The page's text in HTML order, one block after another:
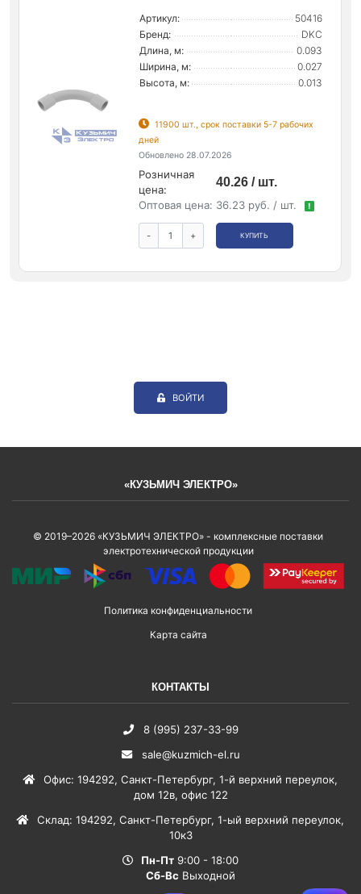
Артикул:
50416
Бренд:
DKC
Длина, м:
0.093
Ширина, м:
0.027
Высота, м:
0.013
11900 шт., срок поставки 5-7 рабочих
дней
Обновлено 28.07.2026
Розничная
цена:
40.26 / шт.
Оптовая цена: 36.23 руб. / шт. !
- + КУПИТЬ
ВОЙТИ
«КУЗЬМИЧ ЭЛЕКТРО»
© 2019–2026 «КУЗЬМИЧ ЭЛЕКТРО» - комплексные поставки
электротехнической продукции
Политика конфиденциальности
Карта сайта
КОНТАКТЫ
8 (995) 237-33-99
sale@kuzmich-el.ru
Офис: 194292, Санкт-Петербург, 1-й верхний переулок,
дом 12в, офис 122
Склад: 194292, Санкт-Петербург, 1-ый верхний переулок,
10к3
Пн-Пт 9:00 - 18:00
Сб-Вс Выходной